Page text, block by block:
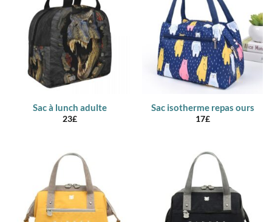
Sac à lunch adulte
23£
Sac isotherme repas ours
17£